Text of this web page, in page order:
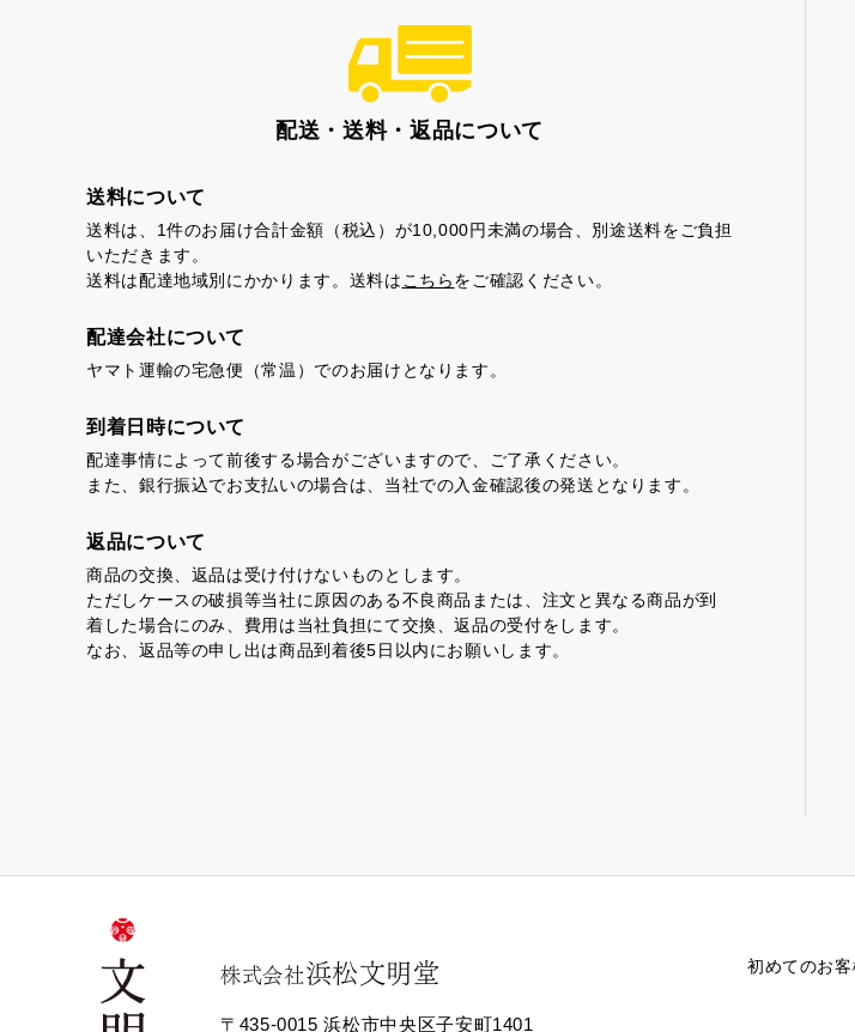
茶ってら お茶みかん
浜松しん
プライバシーポリシー
配送・送料・返品について
送料について
送料は、1件のお届け合計金額（税込）が10,000円未満の場合、別途送料をご負担
いただきます。
送料は配達地域別にかかります。送料はこちらをご確認ください。
配達会社について
ヤマト運輸の宅急便（常温）でのお届けとなります。
到着日時について
配達事情によって前後する場合がございますので、ご了承ください。
また、銀行振込でお支払いの場合は、当社での入金確認後の発送となります。
返品について
商品の交換、返品は受け付けないものとします。
ただしケースの破損等当社に原因のある不良商品または、注文と異なる商品が到
着した場合にのみ、費用は当社負担にて交換、返品の受付をします。
なお、返品等の申し出は商品到着後5日以内にお願いします。
株式会社浜松文明堂
〒435-0015 浜松市中央区子安町1401
初めてのお客